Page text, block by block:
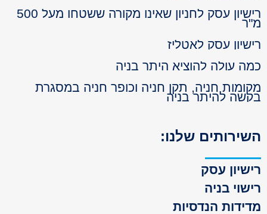
רישיון עסק לחניון שאינו מקורה ששטחו מעל 500
עסק לאטליז
עולה להוציא היתר בניה
חניה, תקן חניה וכופר חניה במסגרת
להיתר בניה
שלנו:
עסק
בניה
הנדסיות